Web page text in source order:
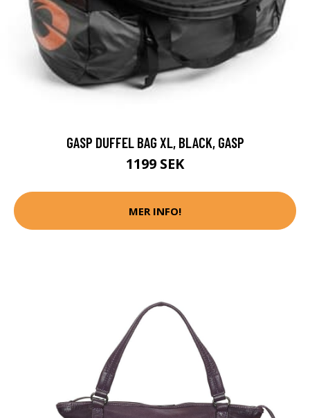
GASP DUFFEL BAG XL, BLACK, GASP
1199 SEK
MER INFO!